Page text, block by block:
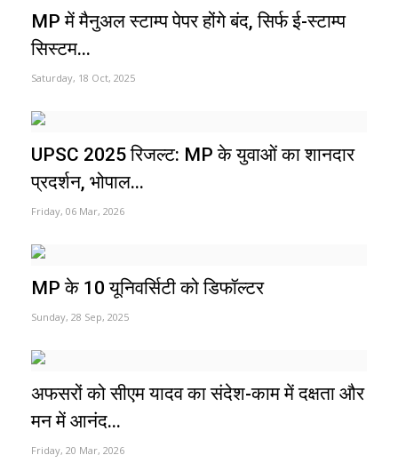
MP में मैनुअल स्टाम्प पेपर होंगे बंद, सिर्फ ई-स्टाम्प
सिस्टम...
Saturday, 18 Oct, 2025
UPSC 2025 रिजल्ट: MP के युवाओं का शानदार
प्रदर्शन, भोपाल...
Friday, 06 Mar, 2026
MP के 10 यूनिवर्सिटी को डिफॉल्टर
Sunday, 28 Sep, 2025
अफसरों को सीएम यादव का संदेश-काम में दक्षता और
मन में आनंद...
Friday, 20 Mar, 2026